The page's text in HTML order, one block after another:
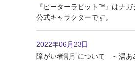
『ピーターラビット™』はナ
公式キャラクターです。
2022年06月23日
障がい者割引について ～湯あ